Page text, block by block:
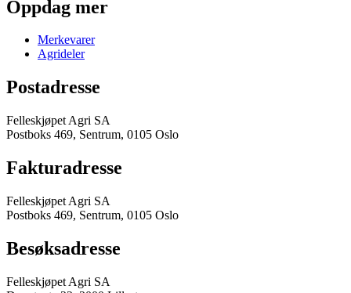
Oppdag mer
Merkevarer
Agrideler
Postadresse
Felleskjøpet Agri SA
Postboks 469, Sentrum, 0105 Oslo
Fakturadresse
Felleskjøpet Agri SA
Postboks 469, Sentrum, 0105 Oslo
Besøksadresse
Felleskjøpet Agri SA